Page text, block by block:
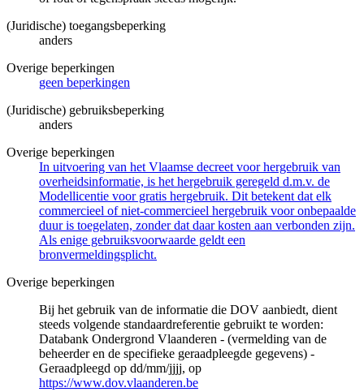
(Juridische) toegangsbeperking
anders
Overige beperkingen
geen beperkingen
(Juridische) gebruiksbeperking
anders
Overige beperkingen
In uitvoering van het Vlaamse decreet voor hergebruik van
overheidsinformatie, is het hergebruik geregeld d.m.v. de
Modellicentie voor gratis hergebruik. Dit betekent dat elk
commercieel of niet-commercieel hergebruik voor onbepaalde
duur is toegelaten, zonder dat daar kosten aan verbonden zijn.
Als enige gebruiksvoorwaarde geldt een
bronvermeldingsplicht.
Overige beperkingen
Bij het gebruik van de informatie die DOV aanbiedt, dient
steeds volgende standaardreferentie gebruikt te worden:
Databank Ondergrond Vlaanderen - (vermelding van de
beheerder en de specifieke geraadpleegde gegevens) -
Geraadpleegd op dd/mm/jjjj, op
https://www.dov.vlaanderen.be